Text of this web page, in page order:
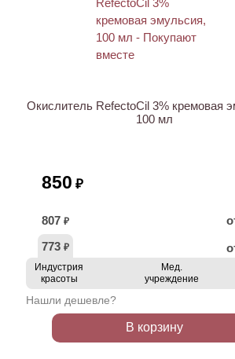
Окислитель RefectoCil 3% кремовая
100 мл
850 ₽
807 ₽
773 ₽
Индустрия
красоты
Мед.
учреждение
Нашли дешевле?
В корзину